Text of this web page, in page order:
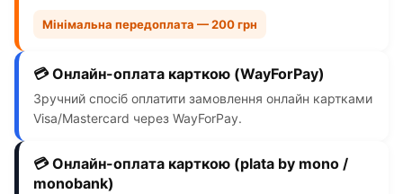
Мінімальна передоплата — 200 грн
💳 Онлайн-оплата карткою (WayForPay)
Зручний спосіб оплатити замовлення онлайн картками
Visa/Mastercard через WayForPay.
💳 Онлайн-оплата карткою (plata by mono /
monobank)